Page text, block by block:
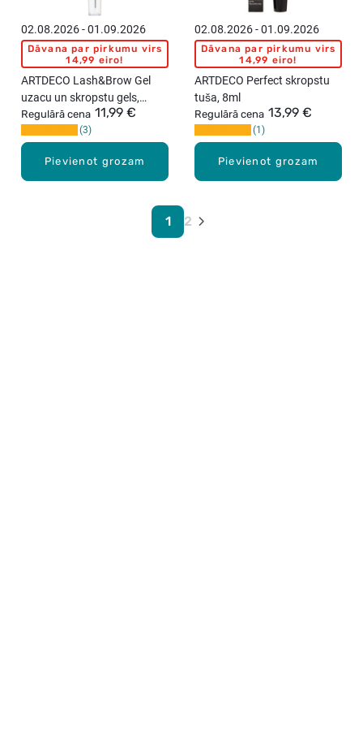
Pievienot grozam
02.08.2026 - 01.09.2026
Dāvana par pirkumu virs
14,99 eiro!
ARTDECO Lash&Brow Gel
uzacu un skropstu gels,
Clear, 10ml
Regulārā cena 11,99 €
3
Pievienot grozam
02.08.2026 - 01.09.2026
Dāvana par pirkumu virs
14,99 eiro!
ARTDECO Perfect skropstu
tuša, 8ml
Regulārā cena 13,99 €
1
1 2